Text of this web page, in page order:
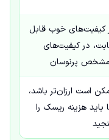
کیفیت‌های خوب قابل
در کیفیت‌های
پرنوسان
است ارزان‌تر باشد،
باید هزینه ریسک را